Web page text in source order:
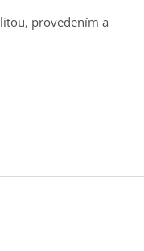
provedením a